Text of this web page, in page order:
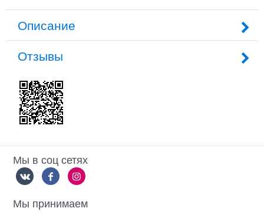
Описание
Отзывы
Мы в соц сетях
Мы принимаем